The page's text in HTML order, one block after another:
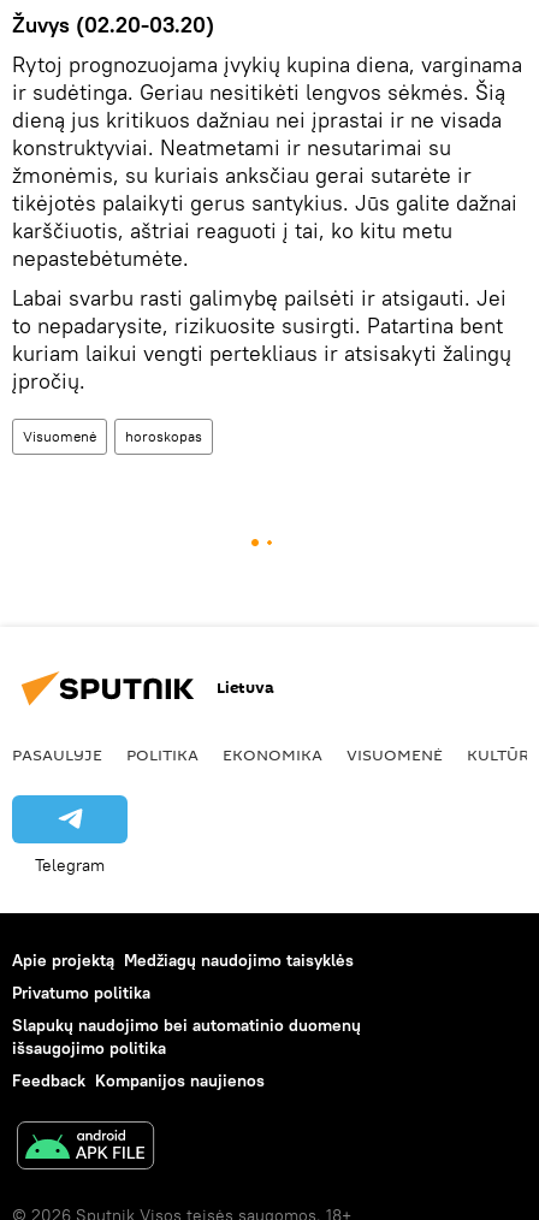
Žuvys (02.20-03.20)
Rytoj prognozuojama įvykių kupina diena, varginama
ir sudėtinga. Geriau nesitikėti lengvos sėkmės. Šią
dieną jus kritikuos dažniau nei įprastai ir ne visada
konstruktyviai. Neatmetami ir nesutarimai su
žmonėmis, su kuriais anksčiau gerai sutarėte ir
tikėjotės palaikyti gerus santykius. Jūs galite dažnai
karščiuotis, aštriai reaguoti į tai, ko kitu metu
nepastebėtumėte.
Labai svarbu rasti galimybę pailsėti ir atsigauti. Jei
to nepadarysite, rizikuosite susirgti. Patartina bent
kuriam laikui vengti pertekliaus ir atsisakyti žalingų
įpročių.
Visuomenė horoskopas
Lietuva
PASAULYJE POLITIKA EKONOMIKA VISUOMENĖ KULTŪRA
Telegram
Apie projektą Medžiagų naudojimo taisyklės
Privatumo politika
Slapukų naudojimo bei automatinio duomenų
išsaugojimo politika
Feedback Kompanijos naujienos
© 2026 Sputnik Visos teisės saugomos. 18+